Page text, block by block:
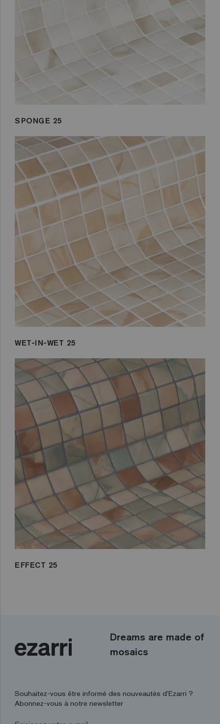
SPONGE 25
WET-IN-WET 25
EFFECT 25
Dreams are made of
mosaics
Souhaitez-vous être informé des nouveautés d’Ezarri ?
Abonnez-vous à notre newsletter